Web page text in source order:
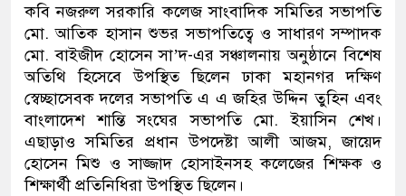
কবি নজরুল সরকারি কলেজ সাংবাদিক সমিতির সভাপতি
মো. আতিক হাসান শুভর সভাপতিত্বে ও সাধারণ সম্পাদক
মো. বাইজীদ হোসেন সা’দ-এর সঞ্চালনায় অনুষ্ঠানে বিশেষ
অতিথি হিসেবে উপস্থিত ছিলেন ঢাকা মহানগর দক্ষিণ
স্বেচ্ছাসেবক দলের সভাপতি এ এ জহির উদ্দিন তুহিন এবং
বাংলাদেশ শান্তি সংঘের সভাপতি মো. ইয়াসিন শেখ।
এছাড়াও সমিতির প্রধান উপদেষ্টা আলী আজম, জায়েদ
হোসেন মিশু ও সাজ্জাদ হোসাইনসহ কলেজের শিক্ষক ও
শিক্ষার্থী প্রতিনিধিরা উপস্থিত ছিলেন।